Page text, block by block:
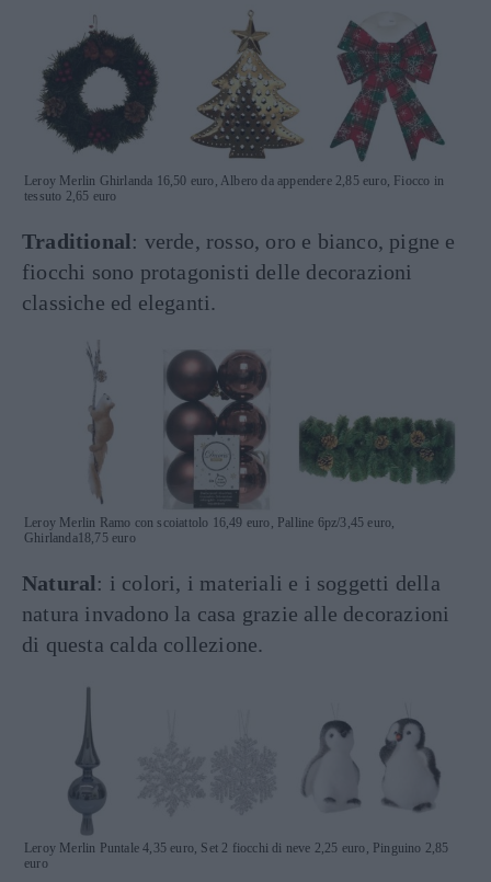
Leroy Merlin Ghirlanda 16,50 euro, Albero da appendere 2,85 euro, Fiocco in
tessuto 2,65 euro
Traditional: verde, rosso, oro e bianco, pigne e
fiocchi sono protagonisti delle decorazioni
classiche ed eleganti.
Leroy Merlin Ramo con scoiattolo 16,49 euro, Palline 6pz/3,45 euro,
Ghirlanda18,75 euro
Natural: i colori, i materiali e i soggetti della
natura invadono la casa grazie alle decorazioni
di questa calda collezione.
Leroy Merlin Puntale 4,35 euro, Set 2 fiocchi di neve 2,25 euro, Pinguino 2,85
euro